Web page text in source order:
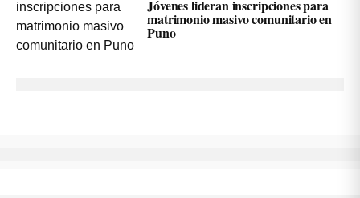
Jóvenes lideran inscripciones para
matrimonio masivo comunitario en
Puno